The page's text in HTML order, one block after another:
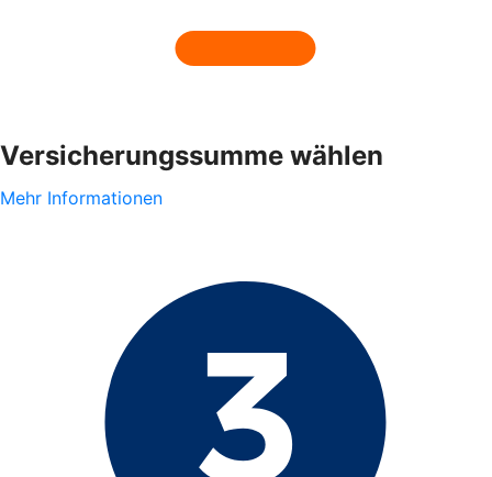
Versicherungssumme wählen
Mehr Informationen